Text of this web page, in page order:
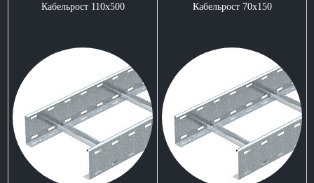
Кабельрост 110x500 Кабельрост 70x150